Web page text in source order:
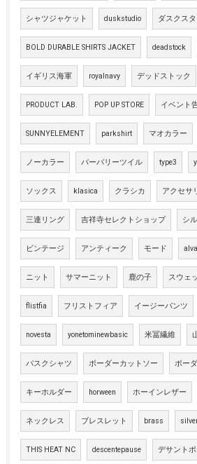
シャツジャケット duskstudio ダスクス
BOLD DURABLE SHIRTS JACKET deadstock
イギリス海軍 royalnavy デッドストック
PRODUCT LAB. POP UP STORE イベント
SUNNYELEMENT parkshirt マオカラー
ノーカラー バーバリーツイル type3
ソックス klasica クラシカ アクセサ
三連リング 吉祥寺セレクトショップ シ
ビンテージ アンティーク モード
ニット サマーニット 鹿の子 スウェ
flistfia フリストフィア イージーパンツ
novesta yonetominewbasic 米冨繊維
バスクシャツ ボーダーカットソー ボー
キーホルダー horween ホーインレザー
ネックレス ブレスレット brass
THIS HEAT NC descentepause デサント